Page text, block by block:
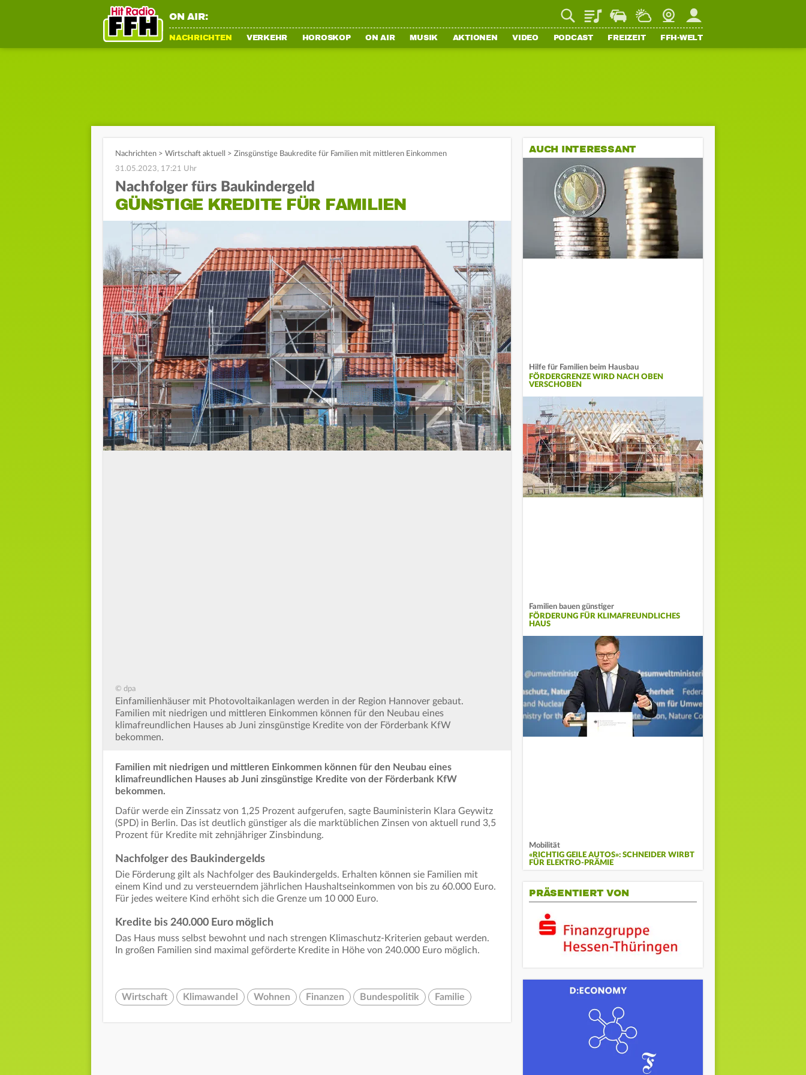
ON AIR: PlaylistStaupilotWetterWebcamMein FFH
NACHRICHTEN VERKEHR HOROSKOP ON AIR MUSIK AKTIONEN VIDEO PODCAST FREIZEIT FFH-WELT
Nachrichten > Wirtschaft aktuell > Zinsgünstige Baukredite für Familien mit mittleren Einkommen
31.05.2023, 17:21 Uhr
Nachfolger fürs Baukindergeld
GÜNSTIGE KREDITE FÜR FAMILIEN
© dpa
Einfamilienhäuser mit Photovoltaikanlagen werden in der Region Hannover gebaut.
Familien mit niedrigen und mittleren Einkommen können für den Neubau eines
klimafreundlichen Hauses ab Juni zinsgünstige Kredite von der Förderbank KfW
bekommen.
Familien mit niedrigen und mittleren Einkommen können für den Neubau eines
klimafreundlichen Hauses ab Juni zinsgünstige Kredite von der Förderbank KfW
bekommen.
Dafür werde ein Zinssatz von 1,25 Prozent aufgerufen, sagte Bauministerin Klara Geywitz
(SPD) in Berlin. Das ist deutlich günstiger als die marktüblichen Zinsen von aktuell rund 3,5
Prozent für Kredite mit zehnjähriger Zinsbindung.
Nachfolger des Baukindergelds
Die Förderung gilt als Nachfolger des Baukindergelds. Erhalten können sie Familien mit
einem Kind und zu versteuerndem jährlichen Haushaltseinkommen von bis zu 60.000 Euro.
Für jedes weitere Kind erhöht sich die Grenze um 10 000 Euro.
Kredite bis 240.000 Euro möglich
Das Haus muss selbst bewohnt und nach strengen Klimaschutz-Kriterien gebaut werden.
In großen Familien sind maximal geförderte Kredite in Höhe von 240.000 Euro möglich.
Wirtschaft Klimawandel Wohnen Finanzen Bundespolitik Familie
AUCH INTERESSANT
Hilfe für Familien beim Hausbau
FÖRDERGRENZE WIRD NACH OBEN
VERSCHOBEN
Familien bauen günstiger
FÖRDERUNG FÜR KLIMAFREUNDLICHES
HAUS
Mobilität
«RICHTIG GEILE AUTOS»: SCHNEIDER WIRBT
FÜR ELEKTRO-PRÄMIE
PRÄSENTIERT VON